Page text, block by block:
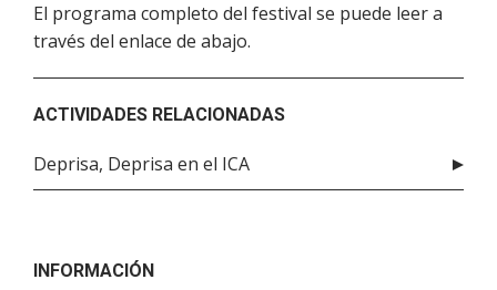
El programa completo del festival se puede leer a
través del enlace de abajo.
ACTIVIDADES RELACIONADAS
Deprisa, Deprisa en el ICA
INFORMACIÓN